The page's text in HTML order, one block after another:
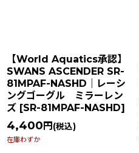
【World Aquatics承認】
SWANS ASCENDER SR-
81MPAF-NASHD｜レーシ
ングゴーグル ミラーレン
ズ [SR-81MPAF-NASHD]
4,400 円 (税込)
在庫わずか